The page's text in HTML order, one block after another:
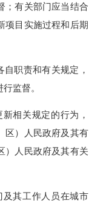
；有关部门应当结合
项目实施过程和后期
职责和有关规定，
监督。
相关规定的行为，
区）人民政府及其有
）人民政府及其有关
其工作人员在城市